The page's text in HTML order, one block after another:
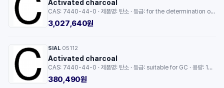
Activated charcoal
CAS: 7440-44-0 · 제품명: 탄소 · 등급: for the determination of AOX, 50-150 μm particle size · 용량: 25G
3,027,640원
SIAL 05112
Activated charcoal
CAS: 7440-44-0 · 제품명: 탄소 · 등급: suitable for GC · 용량: 100G
380,490원